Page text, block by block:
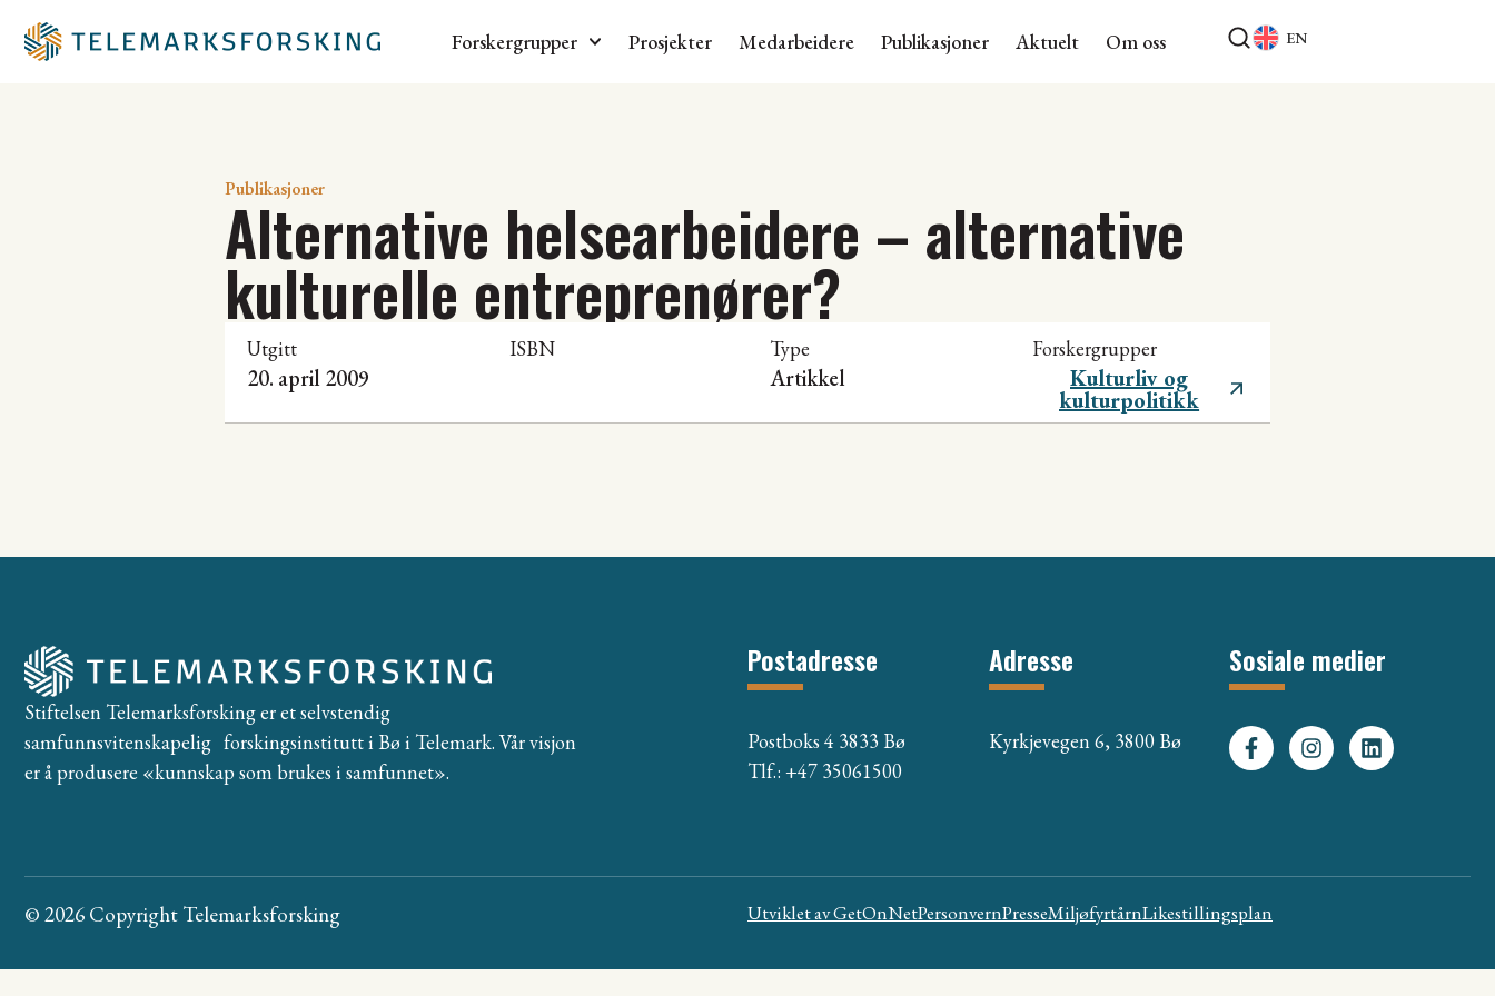
Forskergrupper Prosjekter Medarbeidere Publikasjoner Aktuelt Om oss EN
Publikasjoner
Alternative helsearbeidere – alternative
kulturelle entreprenører?
Utgitt
20. april 2009
ISBN Type
Artikkel
Forskergrupper
Kulturliv og
kulturpolitikk
Stiftelsen Telemarksforsking er et selvstendig
samfunnsvitenskapelig forskingsinstitutt i Bø i Telemark. Vår visjon
er å produsere «kunnskap som brukes i samfunnet».
Postadresse
Postboks 4 3833 Bø
Tlf.: +47 35061500
Adresse
Kyrkjevegen 6, 3800 Bø
Sosiale medier
© 2026 Copyright Telemarksforsking Utviklet avGetOnNetPersonvernPresseMiljøfyrtårnLikestillingsplan